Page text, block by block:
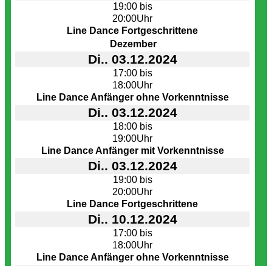
19:00 bis
20:00Uhr
Line Dance Fortgeschrittene
Dezember
Di.. 03.12.2024
17:00 bis
18:00Uhr
Line Dance Anfänger ohne Vorkenntnisse
Di.. 03.12.2024
18:00 bis
19:00Uhr
Line Dance Anfänger mit Vorkenntnisse
Di.. 03.12.2024
19:00 bis
20:00Uhr
Line Dance Fortgeschrittene
Di.. 10.12.2024
17:00 bis
18:00Uhr
Line Dance Anfänger ohne Vorkenntnisse